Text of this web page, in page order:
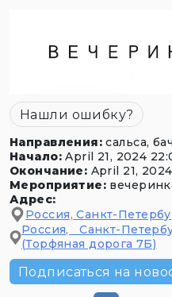
Нашли ошибку?
Направления: сальса,
Начало: April 21, 2024
Окончание: April 21,
Мероприятие:
Адрес:
Россия, Санкт-
Россия, Санкт-
(Торфяная дорога 7Б)
Подписаться на